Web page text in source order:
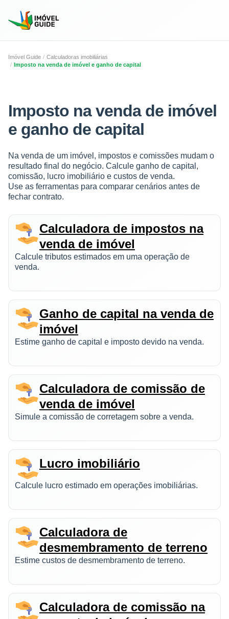
Imóvel Guide
Calculadoras imobiliárias
Imposto na venda de imóvel e ganho de capital
Imposto na venda de imóvel
e ganho de capital
Na venda de um imóvel, impostos e comissões mudam o
resultado final do negócio. Calcule ganho de capital,
comissão, lucro imobiliário e custos de venda.
Use as ferramentas para comparar cenários antes de
fechar contrato.
Calculadora de impostos na
venda de imóvel
Calcule tributos estimados em uma operação de
venda.
Ganho de capital na venda de
imóvel
Estime ganho de capital e imposto devido na venda.
Calculadora de comissão de
venda de imóvel
Simule a comissão de corretagem sobre a venda.
Lucro imobiliário
Calcule lucro estimado em operações imobiliárias.
Calculadora de
desmembramento de terreno
Estime custos de desmembramento de terreno.
Calculadora de comissão na